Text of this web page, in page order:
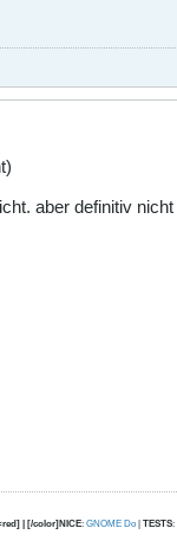
aber definitiv
| [/color]NICE: GNOME Do | TESTS: